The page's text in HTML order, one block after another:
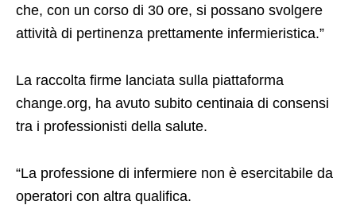
che, con un corso di 30 ore, si possano svolgere
attività di pertinenza prettamente infermieristica.”
La raccolta firme lanciata sulla piattaforma
change.org, ha avuto subito centinaia di consensi
tra i professionisti della salute.
“La professione di infermiere non è esercitabile da
operatori con altra qualifica.